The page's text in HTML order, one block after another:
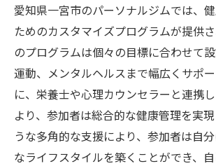
ナルジム
個々のニーズに応じたトレー
の作成
専属トレーナーの役割と信頼
トレーナーの専門知識を活か
バイス
進捗状況の確認と励ましによ
愛知県一宮市のパーソナルジムでは、
ためのカスタマイズプログラムが提供
のプログラムは個々の目標に合わせて設
運動、メンタルヘルスまで幅広くサポ
に、栄養士や心理カウンセラーと連携
より、参加者は総合的な健康管理を実
うな多角的な支援により、参加者は自
なライフスタイルを築くことができ、